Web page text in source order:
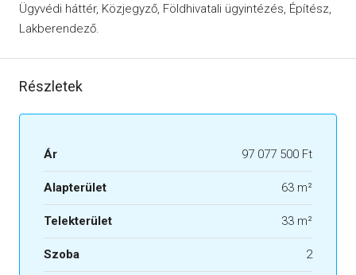
Ügyvédi háttér, Közjegyző, Földhivatali ügyintézés, Építész,
Lakberendező.
Részletek
Ár 97 077 500 Ft
Alapterület 63 m²
Telekterület 33 m²
Szoba 2